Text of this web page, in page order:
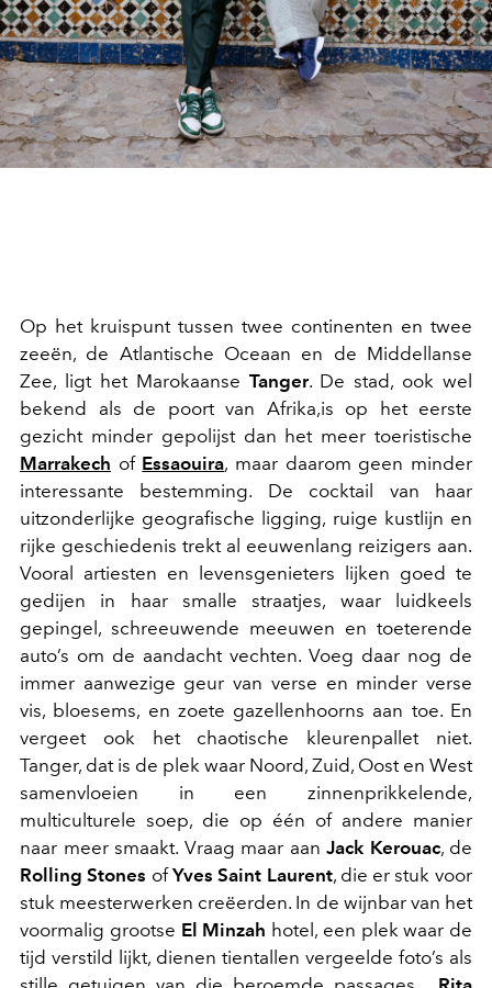
Op het kruispunt tussen twee continenten en twee
zeeën, de Atlantische Oceaan en de Middellanse
Zee, ligt het Marokaanse Tanger. De stad, ook wel
bekend als de poort van Afrika,is op het eerste
gezicht minder gepolijst dan het meer toeristische
Marrakech of Essaouira, maar daarom geen minder
interessante bestemming. De cocktail van haar
uitzonderlijke geografische ligging, ruige kustlijn en
rijke geschiedenis trekt al eeuwenlang reizigers aan.
Vooral artiesten en levensgenieters lijken goed te
gedijen in haar smalle straatjes, waar luidkeels
gepingel, schreeuwende meeuwen en toeterende
auto’s om de aandacht vechten. Voeg daar nog de
immer aanwezige geur van verse en minder verse
vis, bloesems, en zoete gazellenhoorns aan toe. En
vergeet ook het chaotische kleurenpallet niet.
Tanger, dat is de plek waar Noord, Zuid, Oost en West
samenvloeien in een zinnenprikkelende,
multiculturele soep, die op één of andere manier
naar meer smaakt. Vraag maar aan Jack Kerouac, de
Rolling Stones ofYves Saint Laurent, die er stuk voor
stuk meesterwerken creëerden. In de wijnbar van het
voormalig grootse El Minzah hotel, een plek waar de
tijd verstild lijkt, dienen tientallen vergeelde foto’s als